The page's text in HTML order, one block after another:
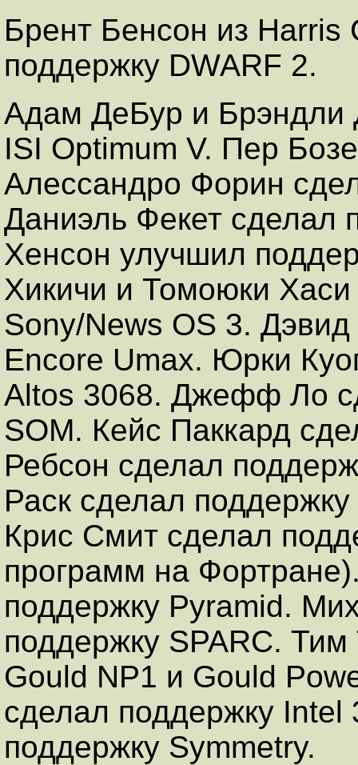
Брент Бенсон из Harris
поддержку DWARF 2.
Адам ДеБур и Брэндли
ISI Optimum V. Пер
Алессандро Форин
Даниэль Фекет сделал
Хенсон улучшил
Хикичи и Томоюки
Sony/News OS 3.
Encore Umax. Юрки
Altos 3068. Джефф Ло
SOM. Кейс Паккард
Ребсон сделал
Раск сделал
Крис Смит сделал
программ на
поддержку Pyramid.
поддержку SPARC.
Gould NP1 и Gould
сделал поддержку
поддержку Symmetry.